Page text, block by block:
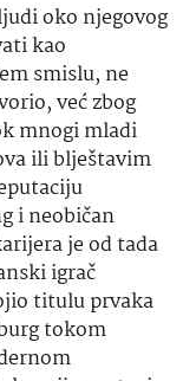
oko njegovog
​​kao
smislu, ne
već zbog
mnogi mladi
ili blještavim
i neobičan
je od tada
igrač
titulu prvaka
tokom